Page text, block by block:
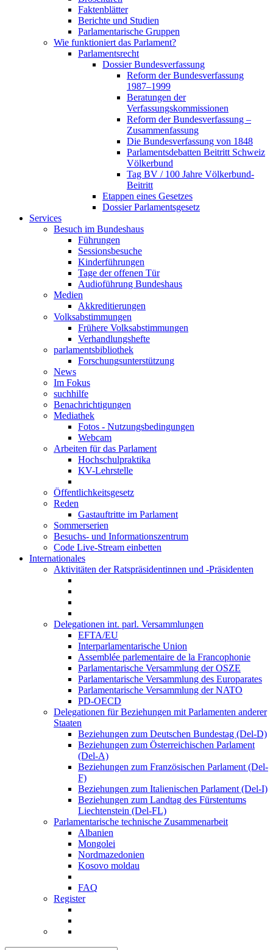
Faktenblätter
Berichte und Studien
Parlamentarische Gruppen
Wie funktioniert das Parlament?
Parlamentsrecht
Dossier Bundesverfassung
Reform der Bundesverfassung
1987–1999
Beratungen der
Verfassungskommissionen
Reform der Bundesverfassung –
Zusammenfassung
Die Bundesverfassung von 1848
Parlamentsdebatten Beitritt Schweiz
Völkerbund
Tag BV / 100 Jahre Völkerbund-
Beitritt
Etappen eines Gesetzes
Dossier Parlamentsgesetz
Services
Besuch im Bundeshaus
Führungen
Sessionsbesuche
Kinderführungen
Tage der offenen Tür
Audioführung Bundeshaus
Medien
Akkreditierungen
Volksabstimmungen
Frühere Volksabstimmungen
Verhandlungshefte
parlamentsbibliothek
Forschungsunterstützung
News
Im Fokus
suchhilfe
Benachrichtigungen
Mediathek
Fotos - Nutzungsbedingungen
Webcam
Arbeiten für das Parlament
Hochschulpraktika
KV-Lehrstelle
Öffentlichkeitsgesetz
Reden
Gastauftritte im Parlament
Sommerserien
Besuchs- und Informationszentrum
Code Live-Stream einbetten
Internationales
Aktivitäten der Ratspräsidentinnen und -Präsidenten
Delegationen int. parl. Versammlungen
EFTA/EU
Interparlamentarische Union
Assemblée parlementaire de la Francophonie
Parlamentarische Versammlung der OSZE
Parlamentarische Versammlung des Europarates
Parlamentarische Versammlung der NATO
PD-OECD
Delegationen für Beziehungen mit Parlamenten anderer
Staaten
Beziehungen zum Deutschen Bundestag (Del-D)
Beziehungen zum Österreichischen Parlament
(Del-A)
Beziehungen zum Französischen Parlament (Del-
F)
Beziehungen zum Italienischen Parlament (Del-I)
Beziehungen zum Landtag des Fürstentums
Liechtenstein (Del-FL)
Parlamentarische technische Zusammenarbeit
Albanien
Mongolei
Nordmazedonien
Kosovo moldau
FAQ
Register